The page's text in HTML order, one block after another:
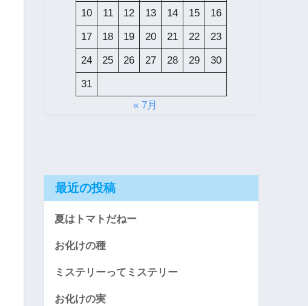
10 11 12 13 14 15 16
17 18 19 20 21 22 23
24 25 26 27 28 29 30
31
« 7月
最近の投稿
夏はトマトだねー
お化けの種
ミステリーってミステリー
お化けの実